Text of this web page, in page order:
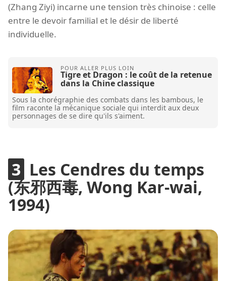
(Zhang Ziyi) incarne une tension très chinoise : celle
entre le devoir familial et le désir de liberté
individuelle.
Tigre et Dragon : le coût de la retenue
dans la Chine classique
Sous la chorégraphie des combats dans les bambous, le
film raconte la mécanique sociale qui interdit aux deux
personnages de se dire qu'ils s'aiment.
Les Cendres du temps
(东邪西毒, Wong Kar-wai,
1994)